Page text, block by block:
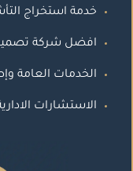
خدمة استخراج
افضل شركة تصميم
الخدمات العامة
الاستشارات